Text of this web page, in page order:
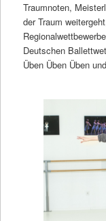
Traumnoten,
der Traum
Deutschen
Üben Üben Üben